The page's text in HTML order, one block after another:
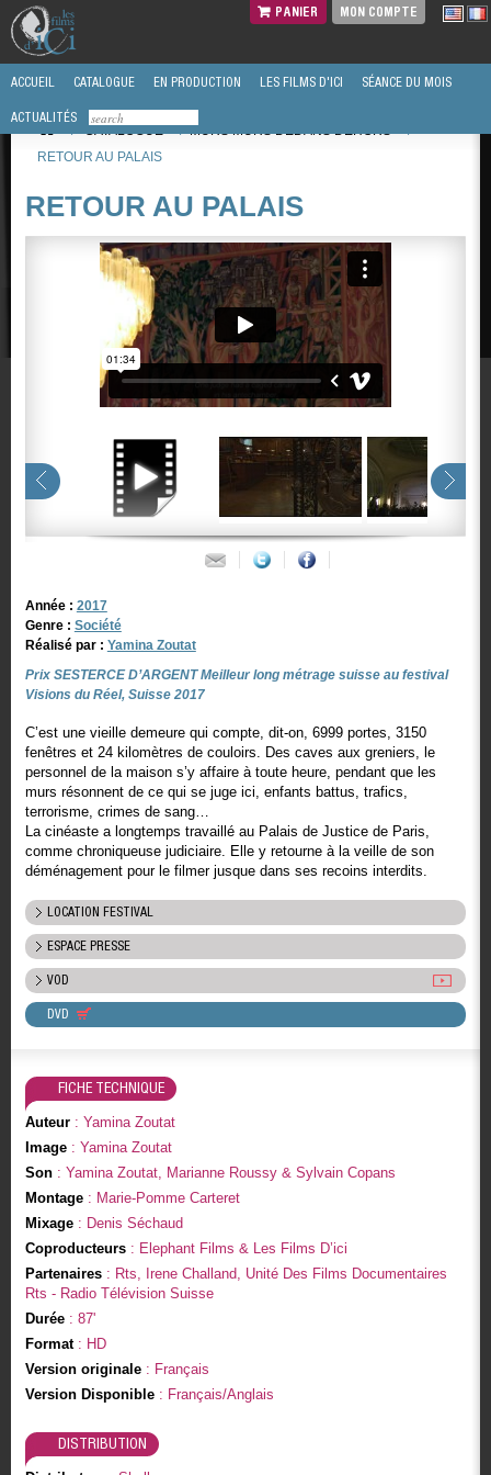
PANIER MON COMPTE
ACCUEIL CATALOGUE EN PRODUCTION LES FILMS D'ICI SÉANCE DU MOIS
ACTUALITÉS
/
CATALOGUE / MURS MURS DEDANS DEHORS
/
RETOUR AU PALAIS
RETOUR AU PALAIS
Année : 2017
Genre : Société
Réalisé par : Yamina Zoutat
Prix SESTERCE D’ARGENT Meilleur long métrage suisse au festival
Visions du Réel, Suisse 2017
C’est une vieille demeure qui compte, dit-on, 6999 portes, 3150
fenêtres et 24 kilomètres de couloirs. Des caves aux greniers, le
personnel de la maison s’y affaire à toute heure, pendant que les
murs résonnent de ce qui se juge ici, enfants battus, trafics,
terrorisme, crimes de sang…
La cinéaste a longtemps travaillé au Palais de Justice de Paris,
comme chroniqueuse judiciaire. Elle y retourne à la veille de son
déménagement pour le filmer jusque dans ses recoins interdits.
LOCATION FESTIVAL
ESPACE PRESSE
VOD
DVD
FICHE TECHNIQUE
Auteur: Yamina Zoutat
Image: Yamina Zoutat
Son: Yamina Zoutat, Marianne Roussy & Sylvain Copans
Montage: Marie-Pomme Carteret
Mixage: Denis Séchaud
Coproducteurs: Elephant Films & Les Films D’ici
Partenaires: Rts, Irene Challand, Unité Des Films Documentaires
Rts - Radio Télévision Suisse
Durée: 87'
Format: HD
Version originale: Français
Version Disponible: Français/Anglais
DISTRIBUTION